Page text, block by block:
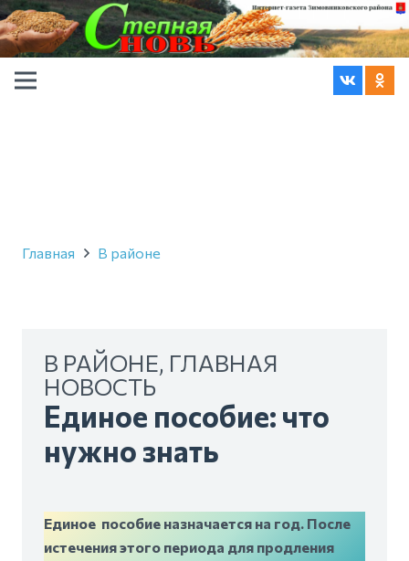
Главная В районе
В РАЙОНЕ, ГЛАВНАЯ
НОВОСТЬ
Единое пособие: что
нужно знать
Единое пособие назначается на год. После
истечения этого периода для продления